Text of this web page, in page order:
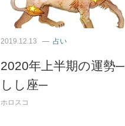
2019.12.13 占い
2020年上半期の運勢─
しし座─
ホロスコ